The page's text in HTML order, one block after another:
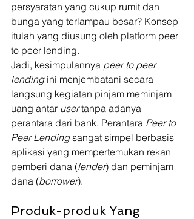
persyaratan yang cukup rumit dan
bunga yang terlampau besar? Konsep
itulah yang diusung oleh platform peer
to peer lending.
Jadi, kesimpulannya peer to peer
lending ini menjembatani secara
langsung kegiatan pinjam meminjam
uang antar user tanpa adanya
perantara dari bank. Perantara Peer to
Peer Lending sangat simpel berbasis
aplikasi yang mempertemukan rekan
pemberi dana (lender) dan peminjam
dana (borrower).
Produk-produk Yang